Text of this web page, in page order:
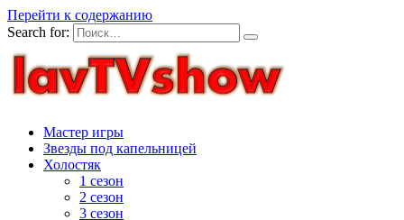
Перейти к содержанию
Search for:
Мастер игры
Звезды под капельницей
Холостяк
1 сезон
2 сезон
3 сезон